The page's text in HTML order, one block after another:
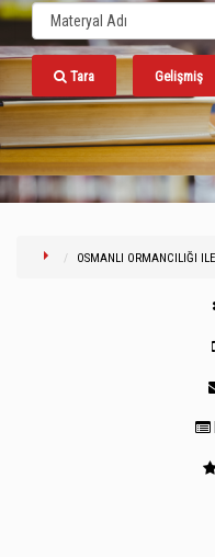
Tara Gelişmiş
OSMANLI ORMANCILIĞI